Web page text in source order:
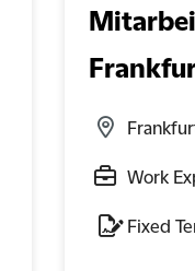
Work
Fixed